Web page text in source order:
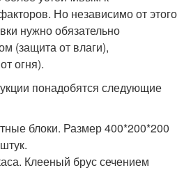
Но независимо от этого
нужно обязательно
(защита от влаги),
огня).
понадобятся следующие
блоки. Размер 400*200*200
Клееный брус сечением